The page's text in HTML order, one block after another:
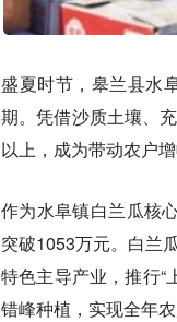
盛夏时节，皋兰县水
期。凭借沙质土壤、
以上，成为带动农户增
作为水阜镇白兰瓜核
突破1053万元。白兰
特色主导产业，推行“
错峰种植，实现全年农